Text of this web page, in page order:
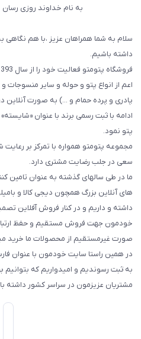
به نام خداوند روزی رسان
سلام به شما همراهان عزیز ،با هم نگاهی
داشته باشیم.
اعم از انواع پتو و حوله و سایر منسوجات
پادری و پرده حمام و ...) به صورت آنلاین
ادامه با ثبت رسمی برند با عنوان
پتو نمود.
مجموعه پتومتو همواره با تمرکز بر
سعی در جلب رضایت مشتری دارد.
ما در طی سالهای گذشته به عنوان تامین
های آنلاین بزرگ همچون دیجی کالا و
داشته و داریم و در کنار فروش آفلاین
خودمون جهت فروش مستقیم و حفظ ارتباط
صورت غیرمستقیم از محصولات ما خرید
به ثبت رسوندیم و امیدواریم که بتوانیم
مشتریان عزیزمون در سراسر کشور داشته